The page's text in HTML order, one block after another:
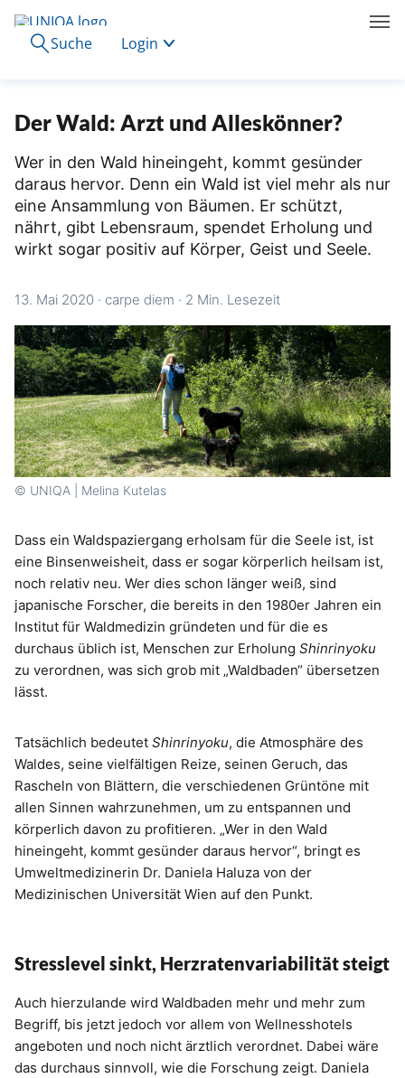
Suche Login
Der Wald: Arzt und Alleskönner?
Wer in den Wald hineingeht, kommt gesünder
daraus hervor. Denn ein Wald ist viel mehr als nur
eine Ansammlung von Bäumen. Er schützt,
nährt, gibt Lebensraum, spendet Erholung und
wirkt sogar positiv auf Körper, Geist und Seele.
13. Mai 2020 · carpe diem · 2 Min. Lesezeit
© UNIQA | Melina Kutelas
Dass ein Waldspaziergang erholsam für die Seele ist, ist
eine Binsenweisheit, dass er sogar körperlich heilsam ist,
noch relativ neu. Wer dies schon länger weiß, sind
japanische Forscher, die bereits in den 1980er Jahren ein
Institut für Waldmedizin gründeten und für die es
durchaus üblich ist, Menschen zur Erholung Shinrinyoku
zu verordnen, was sich grob mit „Waldbaden“ übersetzen
lässt.
Tatsächlich bedeutet Shinrinyoku, die Atmosphäre des
Waldes, seine vielfältigen Reize, seinen Geruch, das
Rascheln von Blättern, die verschiedenen Grüntöne mit
allen Sinnen wahrzunehmen, um zu entspannen und
körperlich davon zu profitieren. „Wer in den Wald
hineingeht, kommt gesünder daraus hervor“, bringt es
Umweltmedizinerin Dr. Daniela Haluza von der
Medizinischen Universität Wien auf den Punkt.
Stresslevel sinkt, Herzratenvariabilität steigt
Auch hierzulande wird Waldbaden mehr und mehr zum
Begriff, bis jetzt jedoch vor allem von Wellnesshotels
angeboten und noch nicht ärztlich verordnet. Dabei wäre
das durchaus sinnvoll, wie die Forschung zeigt. Daniela